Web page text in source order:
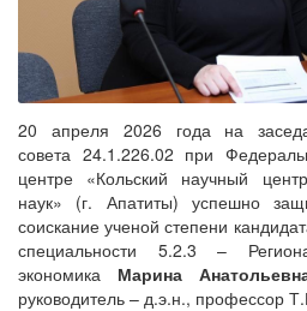
20 апреля 2026 года на
совета 24.1.226.02 при
центре «Кольский научный
наук» (г. Апатиты) успешно
соискание ученой степени
специальности 5.2.3 –
экономика Марина
руководитель – д.э.н., профессор